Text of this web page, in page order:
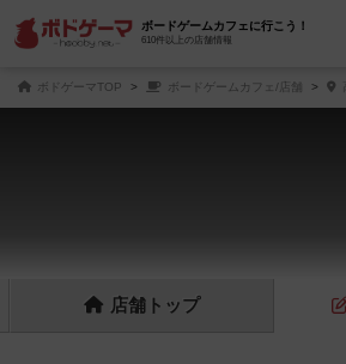
ボードゲームカフェに行こう！
610件以上の店舗情報
ボドゲーマTOP ボードゲームカフェ/店舗
店舗 トップ